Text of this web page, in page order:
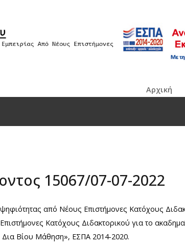
Αρχική
15067/07-07-2022
από Νέους Επιστήμονες Κατόχους
Κατόχους Διδακτορικού για το
Βίου Μάθηση», ΕΣΠΑ 2014-2020.